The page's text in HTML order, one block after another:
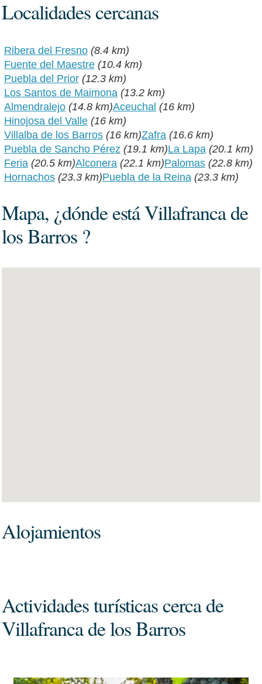
Localidades cercanas
Ribera del Fresno (8.4 km)
Fuente del Maestre (10.4 km)
Puebla del Prior (12.3 km)
Los Santos de Maimona (13.2 km)
Almendralejo (14.8 km)Aceuchal (16 km)
Hinojosa del Valle (16 km)
Villalba de los Barros (16 km)Zafra (16.6 km)
Puebla de Sancho Pérez (19.1 km)La Lapa (20.1 km)
Feria (20.5 km)Alconera (22.1 km)Palomas (22.8 km)
Hornachos (23.3 km)Puebla de la Reina (23.3 km)
Mapa, ¿dónde está Villafranca de
los Barros ?
Alojamientos
Actividades turísticas cerca de
Villafranca de los Barros